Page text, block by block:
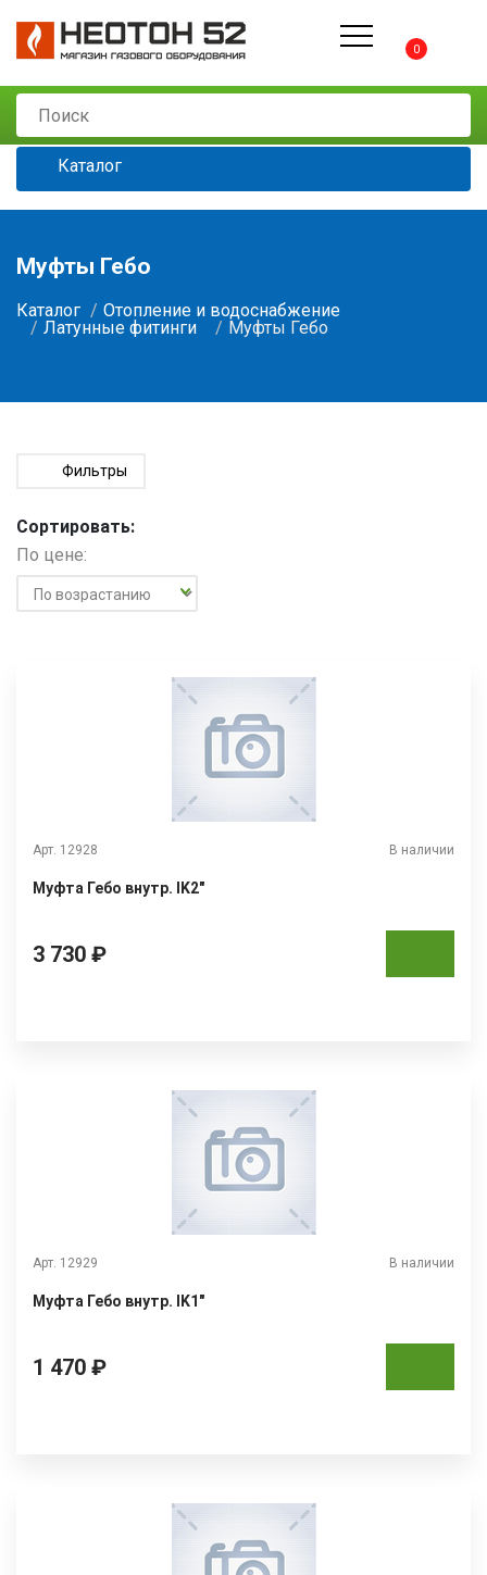
0
Каталог
Муфты Гебо
Каталог
Отопление и водоснабжение
Латунные фитинги
Муфты Гебо
Фильтры
Сортировать:
По цене:
Арт. 12928 В наличии
Муфта Гебо внутр. IK2"
3 730 ₽
Арт. 12929 В наличии
Муфта Гебо внутр. IK1"
1 470 ₽